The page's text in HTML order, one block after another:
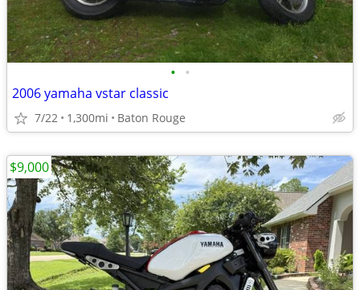
• •
2006 yamaha vstar classic
7/22 1,300mi Baton Rouge
$9,000